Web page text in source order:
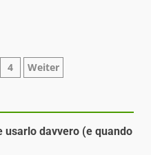
4 Weiter
usarlo davvero (e quando